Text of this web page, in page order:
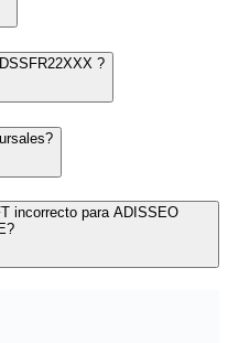
?
incorrecto para ADISSEO